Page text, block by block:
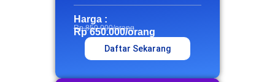
Harga :
Rp 850.000/orang
Rp 650.000/orang
Daftar Sekarang